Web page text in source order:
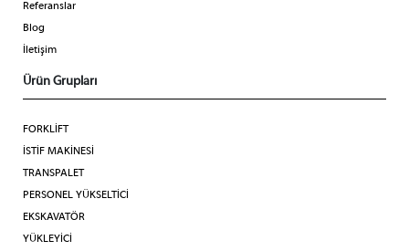
Referanslar
Blog
İletişim
Ürün Grupları
FORKLİFT
İSTİF MAKİNESİ
TRANSPALET
PERSONEL YÜKSELTİCİ
EKSKAVATÖR
YÜKLEYİCİ